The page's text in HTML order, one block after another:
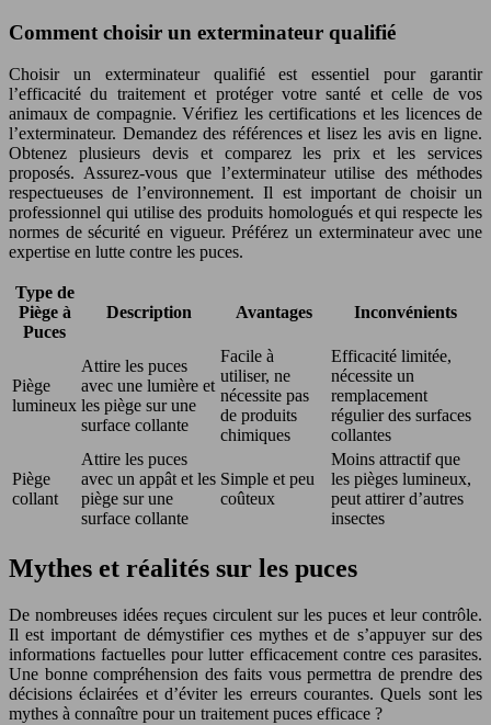
Comment choisir un exterminateur qualifié
Choisir un exterminateur qualifié est essentiel pour garantir
l’efficacité du traitement et protéger votre santé et celle de vos
animaux de compagnie. Vérifiez les certifications et les licences de
l’exterminateur. Demandez des références et lisez les avis en ligne.
Obtenez plusieurs devis et comparez les prix et les services
proposés. Assurez-vous que l’exterminateur utilise des méthodes
respectueuses de l’environnement. Il est important de choisir un
professionnel qui utilise des produits homologués et qui respecte les
normes de sécurité en vigueur. Préférez un exterminateur avec une
expertise en lutte contre les puces.
Type de
Piège à
Puces
Description Avantages Inconvénients
Piège
lumineux
Attire les puces
avec une lumière et
les piège sur une
surface collante
Facile à
utiliser, ne
nécessite pas
de produits
chimiques
Efficacité limitée,
nécessite un
remplacement
régulier des surfaces
collantes
Piège
collant
Attire les puces
avec un appât et les
piège sur une
surface collante
Simple et peu
coûteux
Moins attractif que
les pièges lumineux,
peut attirer d’autres
insectes
Mythes et réalités sur les puces
De nombreuses idées reçues circulent sur les puces et leur contrôle.
Il est important de démystifier ces mythes et de s’appuyer sur des
informations factuelles pour lutter efficacement contre ces parasites.
Une bonne compréhension des faits vous permettra de prendre des
décisions éclairées et d’éviter les erreurs courantes. Quels sont les
mythes à connaître pour un traitement puces efficace ?